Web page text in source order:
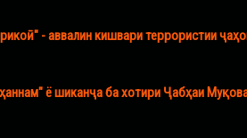
- аввалин кишвари террористии
ё шиканҷа ба хотири Ҷабҳаи